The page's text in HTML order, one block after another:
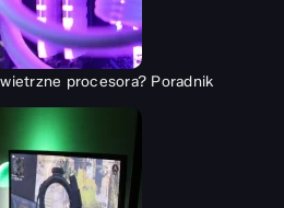
procesora? Poradnik